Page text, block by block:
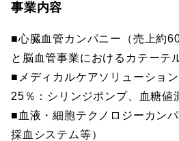
事業内容
■心臓血管カンパニー（売上約
と脳血管事業におけるカテーテ
■メディカルケアソリューショ
25％：シリンジポンプ、血糖値
■血液・細胞テクノロジーカン
採血システム等）